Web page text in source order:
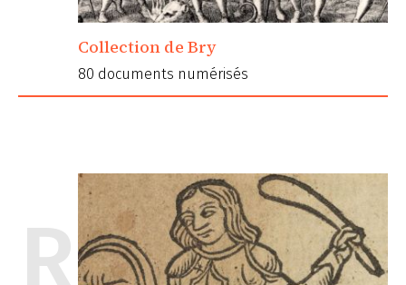
Collection de Bry
80 documents numérisés
R